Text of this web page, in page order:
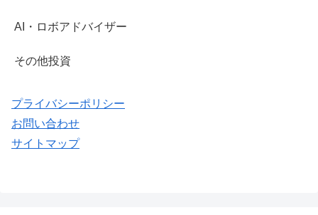
AI・ロボアドバイザー
その他投資
プライバシーポリシー
お問い合わせ
サイトマップ